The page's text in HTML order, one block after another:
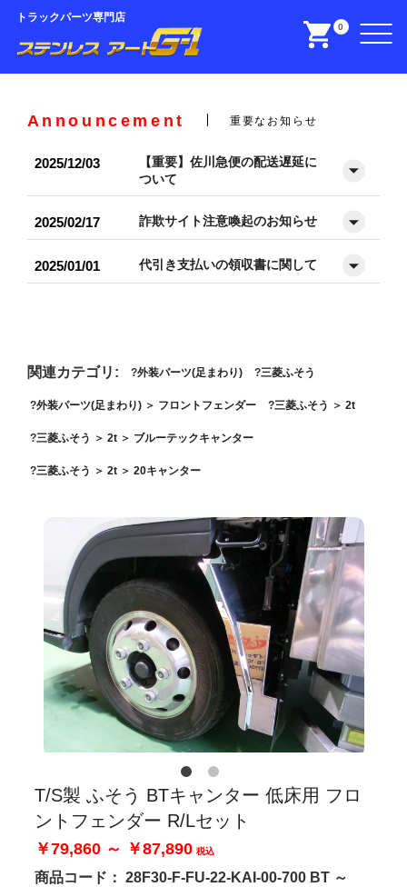
トラックパーツ専門店
0
Announcement 重要なお知らせ
2025/12/03
【重要】佐川急便の配送遅延に
ついて
2025/02/17 詐欺サイト注意喚起のお知らせ
2025/01/01 代引き支払いの領収書に関して
関連カテゴリ: 外装パーツ(足まわり) 三菱ふそう
外装パーツ(足まわり) ＞ フロントフェンダー 三菱ふそう ＞ 2t
三菱ふそう ＞ 2t ＞ ブルーテックキャンター
三菱ふそう ＞ 2t ＞ 20キャンター
T/S製 ふそう BTキャンター 低床用 フロ
ントフェンダー R/Lセット
￥79,860 ～ ￥87,890 税込
商品コード： 28F30-F-FU-22-KAI-00-700 BT ～